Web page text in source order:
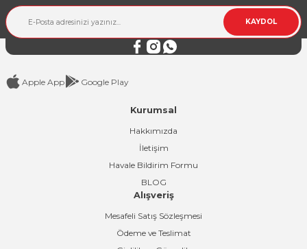
KAYDOL
Apple App Google Play
Kurumsal
Hakkımızda
İletişim
Havale Bildirim Formu
BLOG
Alışveriş
Mesafeli Satış Sözleşmesi
Ödeme ve Teslimat